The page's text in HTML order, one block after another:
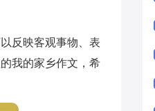
反映客观事物、表
我的家乡作文，希